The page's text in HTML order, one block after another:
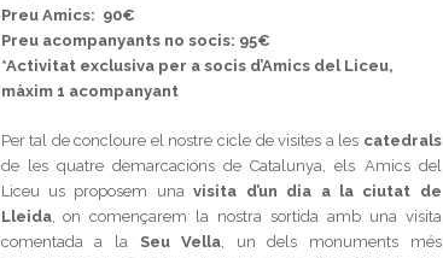
Preu Amics: 90€
Preu acompanyants no socis: 95€
*Activitat exclusiva per a socis d’Amics del Liceu,
màxim 1 acompanyant
Per tal de concloure el nostre cicle de visites a les catedrals
de les quatre demarcacions de Catalunya, els Amics del
Liceu us proposem unavisita d’un dia a la ciutat de
Lleida, on començarem la nostra sortida amb una visita
comentada a la Seu Vella , un dels monuments més